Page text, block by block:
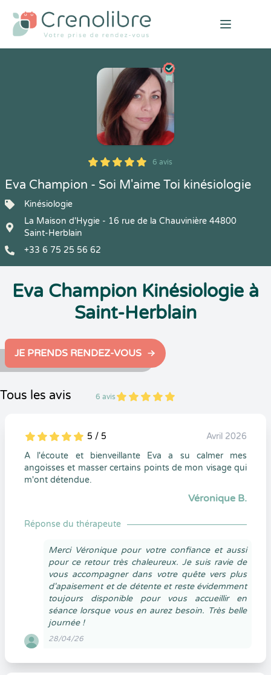
Open
5
1
5
6 6 avis
Eva Champion - Soi M'aime Toi kinésiologie
Kinésiologie
La Maison d'Hygie - 16 rue de la Chauvinière 44800
Saint-Herblain
+33 6 75 25 56 62
Eva Champion Kinésiologie à
Saint-Herblain
JE PRENDS RENDEZ-VOUS
Tous les avis 6 avis 5
1
5
6
5
1
5
0 5 / 5
Avril 2026
A l'écoute et bienveillante Eva a su calmer mes
angoisses et masser certains points de mon visage qui
m'ont détendue.
Véronique B.
Réponse du thérapeute
Merci Véronique pour votre confiance et aussi
pour ce retour très chaleureux. Je suis ravie de
vous accompagner dans votre quête vers plus
d'apaisement et de détente et reste évidemment
toujours disponible pour vous accueillir en
séance lorsque vous en aurez besoin. Très belle
journée !
28/04/26